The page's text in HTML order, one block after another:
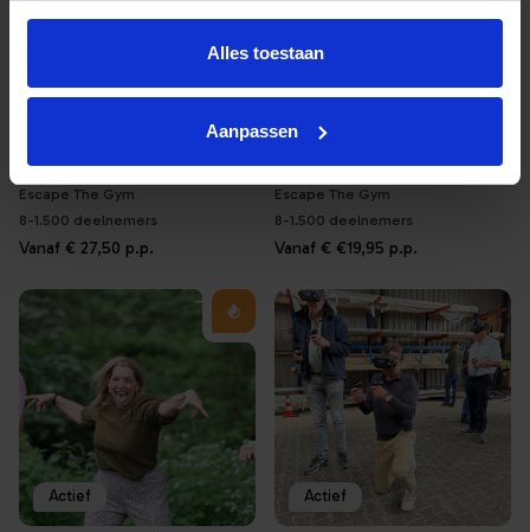
Alles toestaan
Aanpassen
The Golden Games – Meer dan een spel!
Escape The Gym
8-1.500 deelnemers
Vanaf € 27,50 p.p.
Escape the Gym – Actief & Creatief Spel
Escape The Gym
8-1.500 deelnemers
Vanaf € €19,95 p.p.
Actief Actief